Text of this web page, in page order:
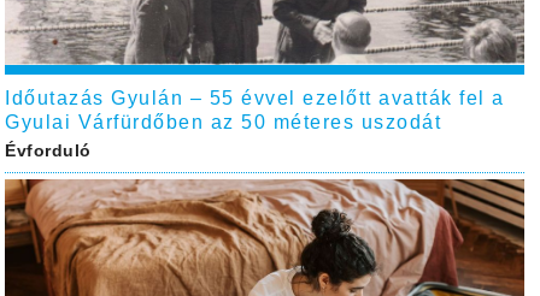
Időutazás Gyulán – 55 évvel ezelőtt avatták fel a
Gyulai Várfürdőben az 50 méteres uszodát
Évforduló